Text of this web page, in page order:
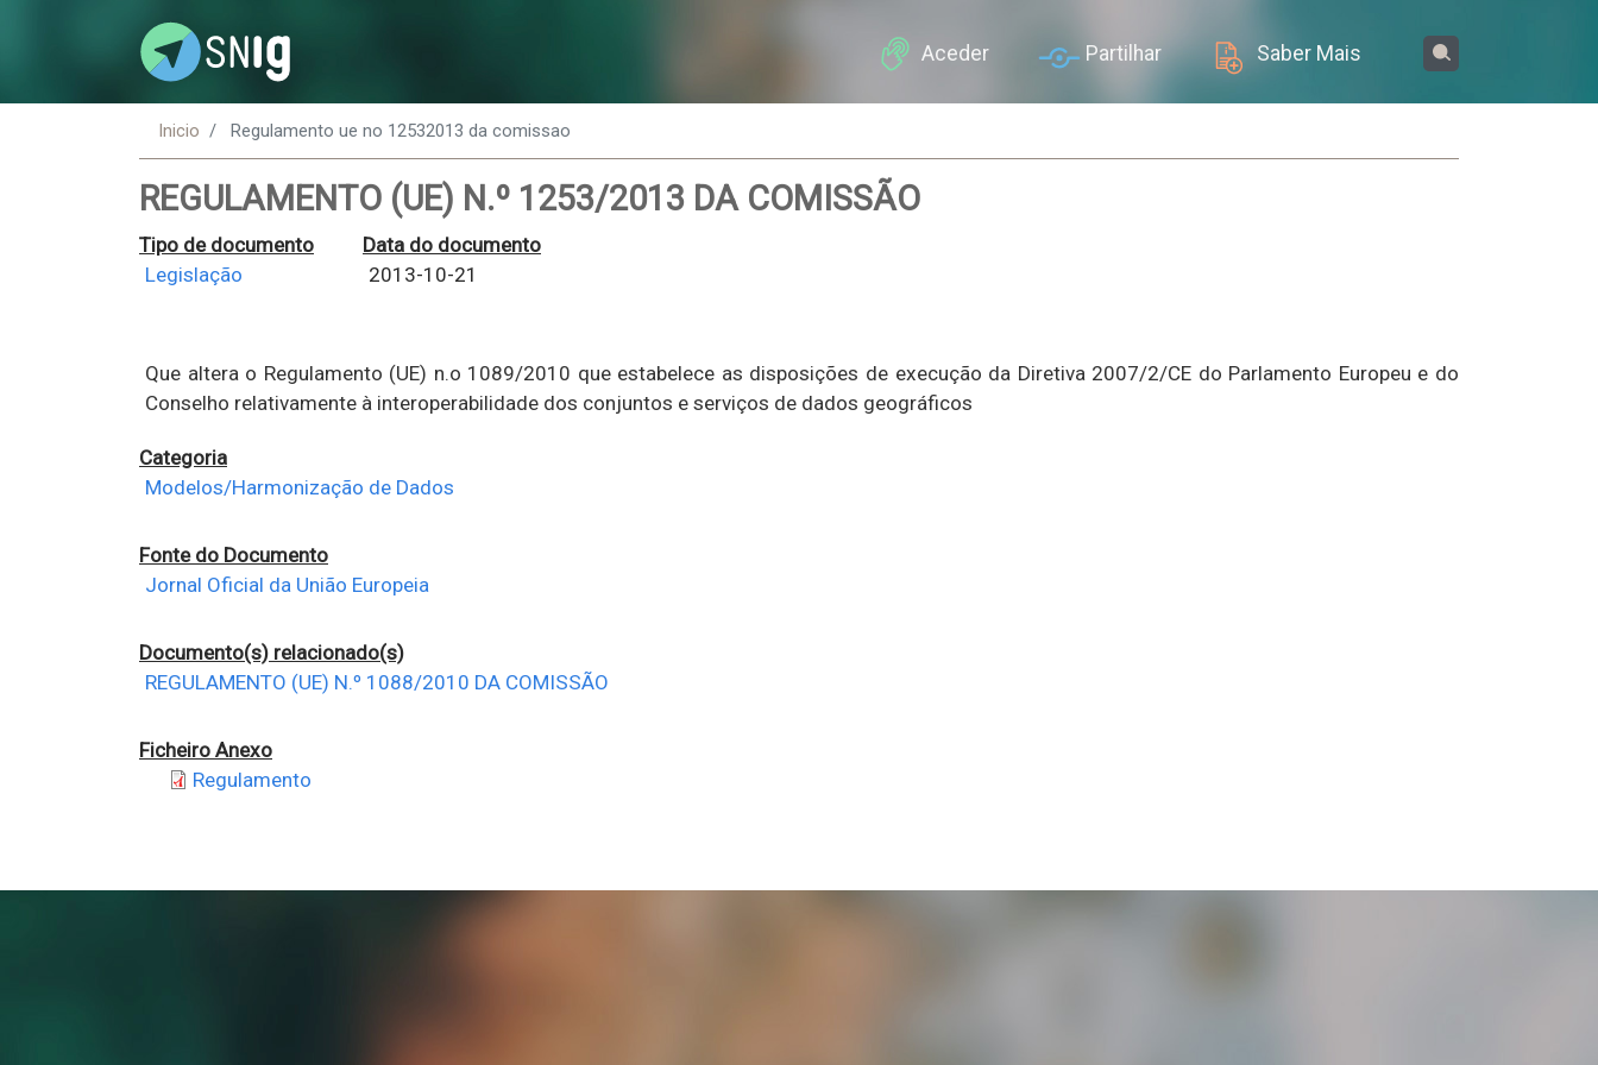
conteúdo
Aceder Partilhar Saber Mais
Inicio Regulamento ue no 12532013 da comissao
REGULAMENTO (UE) N.º 1253/2013 DA COMISSÃO
Tipo de documento
Legislação
Data do documento
2013-10-21
Que altera o Regulamento (UE) n.o 1089/2010 que estabelece as disposições de execução da Diretiva 2007/2/CE do Parlamento Europeu e do
Conselho relativamente à interoperabilidade dos conjuntos e serviços de dados geográficos
Categoria
Modelos/Harmonização de Dados
Fonte do Documento
Jornal Oficial da União Europeia
Documento(s) relacionado(s)
REGULAMENTO (UE) N.º 1088/2010 DA COMISSÃO
Ficheiro Anexo
Regulamento